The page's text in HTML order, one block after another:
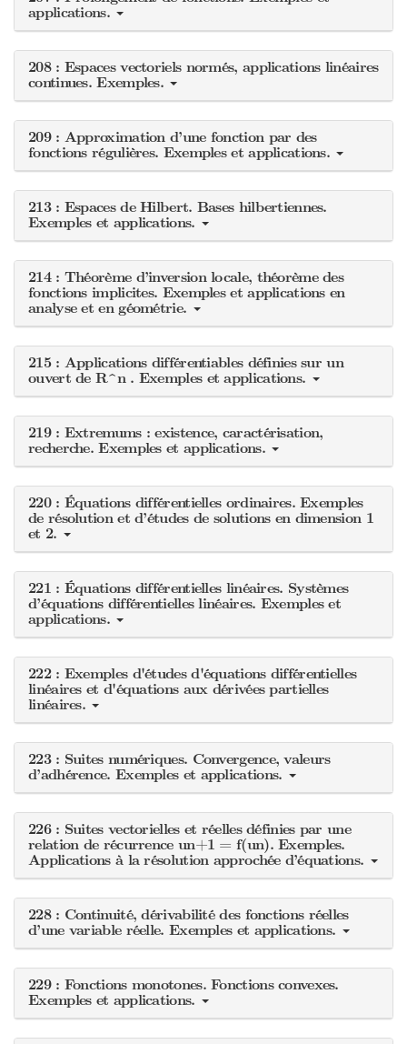
applications.
208 : Espaces vectoriels normés, applications linéaires
continues. Exemples.
209 : Approximation d’une fonction par des
fonctions régulières. Exemples et applications.
213 : Espaces de Hilbert. Bases hilbertiennes.
Exemples et applications.
214 : Théorème d’inversion locale, théorème des
fonctions implicites. Exemples et applications en
analyse et en géométrie.
215 : Applications différentiables définies sur un
ouvert de R^n . Exemples et applications.
219 : Extremums : existence, caractérisation,
recherche. Exemples et applications.
220 : Équations différentielles ordinaires. Exemples
de résolution et d’études de solutions en dimension 1
et 2.
221 : Équations différentielles linéaires. Systèmes
d’équations différentielles linéaires. Exemples et
applications.
222 : Exemples d'études d'équations différentielles
linéaires et d'équations aux dérivées partielles
linéaires.
223 : Suites numériques. Convergence, valeurs
d’adhérence. Exemples et applications.
226 : Suites vectorielles et réelles définies par une
relation de récurrence un+1 = f(un). Exemples.
Applications à la résolution approchée d’équations.
228 : Continuité, dérivabilité des fonctions réelles
d’une variable réelle. Exemples et applications.
229 : Fonctions monotones. Fonctions convexes.
Exemples et applications.